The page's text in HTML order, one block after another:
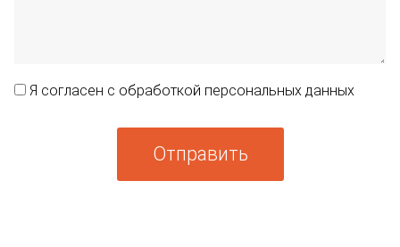
Я согласен с обработкой персональных данных
Отправить